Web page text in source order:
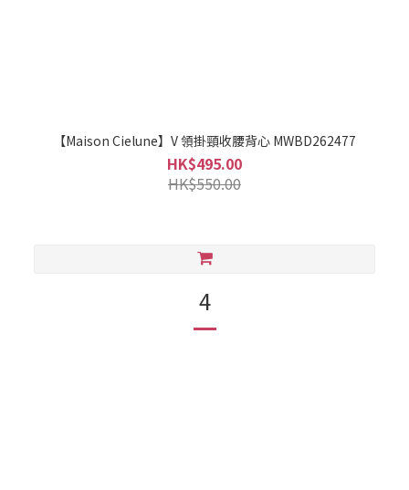
【Maison Cielune】V 領掛頸收腰背心 MWBD262477
HK$495.00
HK$550.00
4